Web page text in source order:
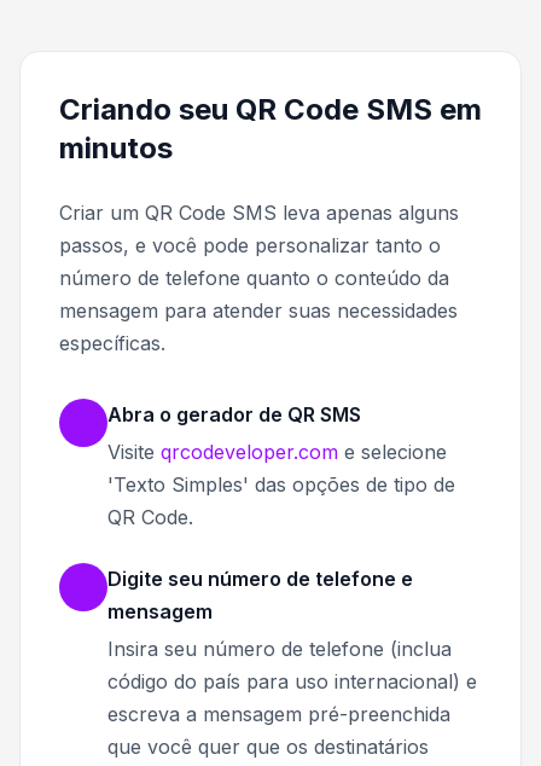
Criando seu QR Code SMS em
minutos
Criar um QR Code SMS leva apenas alguns
passos, e você pode personalizar tanto o
número de telefone quanto o conteúdo da
mensagem para atender suas necessidades
específicas.
Abra o gerador de QR SMS
Visite qrcodeveloper.com e selecione
'Texto Simples' das opções de tipo de
QR Code.
Digite seu número de telefone e
mensagem
Insira seu número de telefone (inclua
código do país para uso internacional) e
escreva a mensagem pré-preenchida
que você quer que os destinatários